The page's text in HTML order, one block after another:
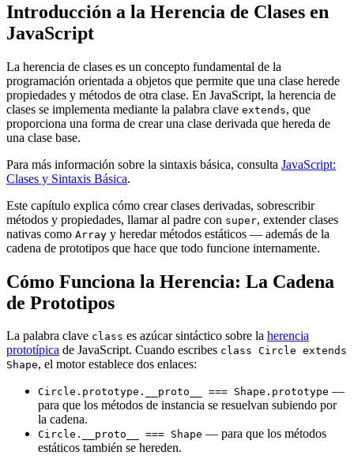
Introducción a la Herencia de Clases en
JavaScript
La herencia de clases es un concepto fundamental de la
programación orientada a objetos que permite que una clase herede
propiedades y métodos de otra clase. En JavaScript, la herencia de
clases se implementa mediante la palabra clave extends, que
proporciona una forma de crear una clase derivada que hereda de
una clase base.
Para más información sobre la sintaxis básica, consulta JavaScript:
Clases y Sintaxis Básica.
Este capítulo explica cómo crear clases derivadas, sobrescribir
métodos y propiedades, llamar al padre con super, extender clases
nativas como Array y heredar métodos estáticos — además de la
cadena de prototipos que hace que todo funcione internamente.
Cómo Funciona la Herencia: La Cadena
de Prototipos
La palabra clave class es azúcar sintáctico sobre la herencia
prototípica de JavaScript. Cuando escribes class Circle extends
Shape, el motor establece dos enlaces:
Circle.prototype.__proto__ === Shape.prototype —
para que los métodos de instancia se resuelvan subiendo por
la cadena.
Circle.__proto__ === Shape — para que los métodos
estáticos también se hereden.